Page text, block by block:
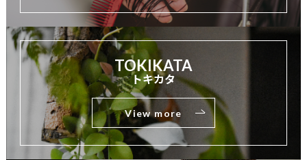
TOKIKATA
トキカタ
View more